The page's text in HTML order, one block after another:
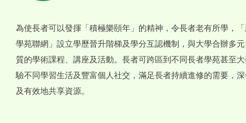
為使長者可以發揮「積極樂頤年」的精神，令長者老有所學，
學苑聯網」設立學歷晉升階梯及學分互認機制，與大學合辦多
質的學術課程、講座及活動。長者可跨區到不同長者學苑甚至
驗不同學習生活及豐富個人社交，滿足長者持續進修的需要，
及有效地共享資源。